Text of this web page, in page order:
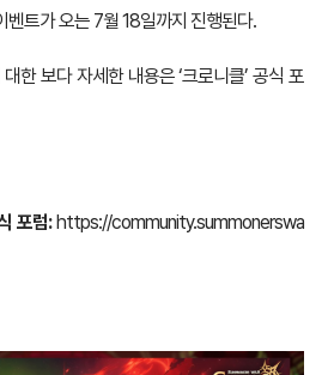
벤트가 오는 7월 18일까지 진행된다.
한 보다 자세한 내용은 ‘크로니클’ 공식 포
포럼:https://community.summonerswa